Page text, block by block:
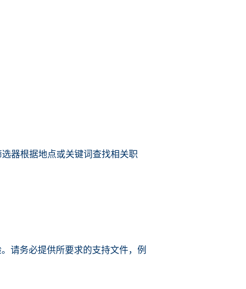
器根据地点或关键词查找相关职
请务必提供所要求的支持文件，例